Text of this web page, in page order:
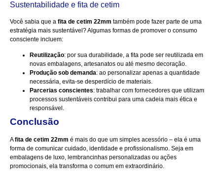
Sustentabilidade e fita de cetim
Você sabia que a fita de cetim 22mm também pode fazer parte de uma
estratégia mais sustentável? Algumas formas de promover o consumo
consciente incluem:
Reutilização: por sua durabilidade, a fita pode ser reutilizada em
novas embalagens, artesanatos ou até mesmo decoração.
Produção sob demanda: ao personalizar apenas a quantidade
necessária, evita-se desperdício de materiais.
Parcerias conscientes: trabalhar com fornecedores que utilizam
processos sustentáveis contribui para uma cadeia mais ética e
responsável.
Conclusão
Afita de cetim 22mm é mais do que um simples acessório – ela é uma
forma de comunicar cuidado, identidade e profissionalismo. Seja em
embalagens de luxo, lembrancinhas personalizadas ou ações
promocionais, ela transforma o comum em extraordinário.